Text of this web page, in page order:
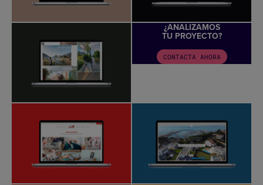
¿ANALIZAMOS
TU PROYECTO?
CONTACTA AHORA